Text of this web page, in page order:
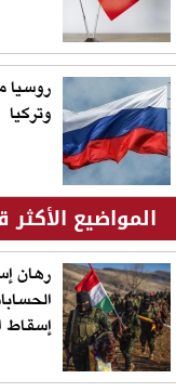
روسيا
وتركيا
المواضيع الأكثر
رهان
إسقاط